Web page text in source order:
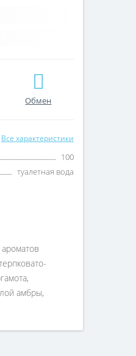
Обмен
Все характеристики
100
туалетная вода
амбры,